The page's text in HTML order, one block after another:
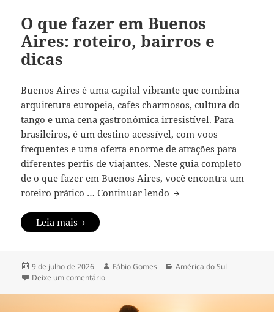
O que fazer em Buenos
Aires: roteiro, bairros e
dicas
Buenos Aires é uma capital vibrante que combina
arquitetura europeia, cafés charmosos, cultura do
tango e uma cena gastronômica irresistível. Para
brasileiros, é um destino acessível, com voos
frequentes e uma oferta enorme de atrações para
diferentes perfis de viajantes. Neste guia completo
de o que fazer em Buenos Aires, você encontra um
roteiro prático …Continuar lendo O que fazer em
Leia mais
Publicado
em
9 de julho de 2026 Autor
Fábio Gomes Categorias
América do Sul
Deixe um comentárioem O que fazer em Buenos Aires: roteiro, bairros